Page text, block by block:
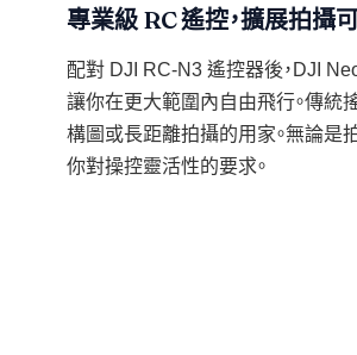
專業級 RC 遙控，擴展拍攝
配對 DJI RC-N3 遙控器後，DJI
讓你在更大範圍內自由飛行。傳統
構圖或長距離拍攝的用家。無論是
你對操控靈活性的要求。